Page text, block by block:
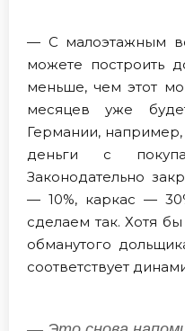
— С малоэтажным
можете построить
меньше, чем этот
месяцев уже
Германии,
деньги с
Законодательно
— 10%, каркас —
сделаем так. Хотя
обманутого
соответствует